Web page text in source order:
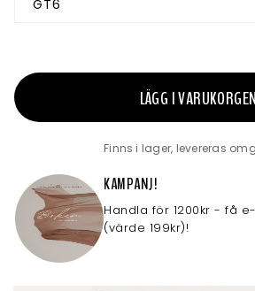
LÄGG I VARUKORGEN
Finns i lager, levereras
KAMPANJ!
Handla för 1200kr - få
(värde 199kr)!